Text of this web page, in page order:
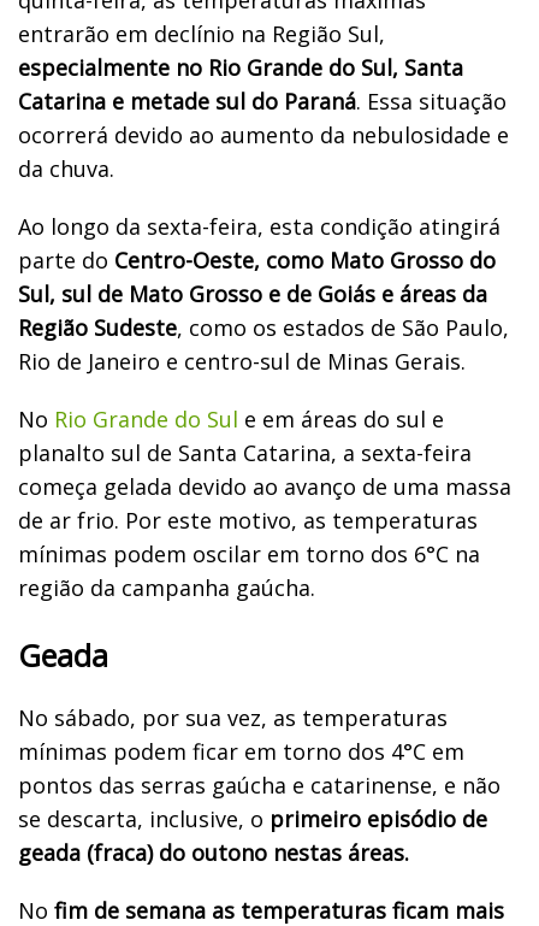
entrarão em declínio na Região Sul,
especialmente no Rio Grande do Sul, Santa
Catarina e metade sul do Paraná. Essa situação
ocorrerá devido ao aumento da nebulosidade e
da chuva.
Ao longo da sexta-feira, esta condição atingirá
parte do Centro-Oeste, como Mato Grosso do
Sul, sul de Mato Grosso e de Goiás e áreas da
Região Sudeste, como os estados de São Paulo,
Rio de Janeiro e centro-sul de Minas Gerais.
No Rio Grande do Sul e em áreas do sul e
planalto sul de Santa Catarina, a sexta-feira
começa gelada devido ao avanço de uma massa
de ar frio. Por este motivo, as temperaturas
mínimas podem oscilar em torno dos 6°C na
região da campanha gaúcha.
Geada
No sábado, por sua vez, as temperaturas
mínimas podem ficar em torno dos 4°C em
pontos das serras gaúcha e catarinense, e não
se descarta, inclusive, o primeiro episódio de
geada (fraca) do outono nestas áreas.
No fim de semana as temperaturas ficam mais